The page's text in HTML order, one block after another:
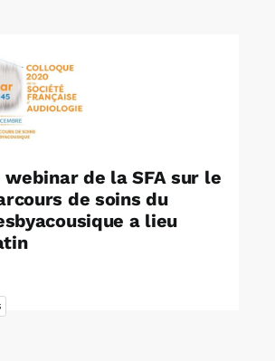
webinar de la SFA sur le
de soins du
a lieu